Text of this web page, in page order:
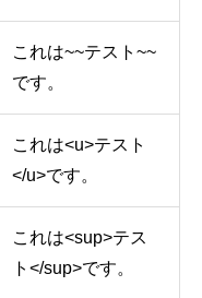
これは~~テスト~~
です。
これは<u>テスト
</u>です。
これは<sup>テス
ト</sup>です。